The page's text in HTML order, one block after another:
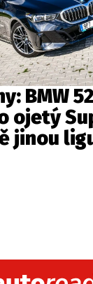
BMW
ojetý
jinou